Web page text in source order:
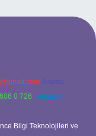
Teams:
0 726 Telegram:
Bilgi Teknolojileri ve